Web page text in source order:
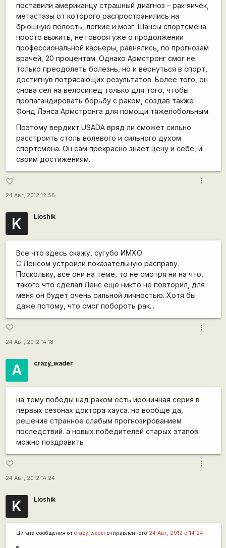
поставили американцу страшный диагноз – рак яичек,
метастазы от которого распространились на
брюшную полость, легкие и мозг. Шансы спортсмена
просто выжить, не говоря уже о продолжении
профессиональной карьеры, равнялись, по прогнозам
врачей, 20 процентам. Однако Армстронг смог не
только преодолеть болезнь, но и вернуться в спорт,
достигнув потрясающих результатов. Более того, он
снова сел на велосипед только для того, чтобы
пропагандировать борьбу с раком, создав также
Фонд Лэнса Армстронга для помощи тяжелобольным.
Поэтому вердикт USADA вряд ли сможет сильно
расстроить столь волевого и сильного духом
спортсмена. Он сам прекрасно знает цену и себе, и
своим достижениям.
favorite_border
24 Авг, 2012 12:56
more_vert
K Lioshik
Все что здесь скажу, сугубо ИМХО.
С Ленсом устроили показательную расправу.
Поскольку, все они на теме, то не смотря ни на что,
такого что сделал Ленс еще никто не повторил, для
меня он будет очень сильной личностью. Хотя бы
даже потому, что смог побороть рак...
favorite_border
24 Авг, 2012 14:18
more_vert
А crazy_wader
на тему победы над раком есть ироничная серия в
первых сезонах доктора хауса. но вообще да,
решение странное слабым прогнозированием
последствий. а новых победителей старых этапов
можно поздравить
favorite_border
24 Авг, 2012 14:24
more_vert
K Lioshik
Цитата сообщения от crazy_waderотправленного 24 Авг, 2012 в 14:24